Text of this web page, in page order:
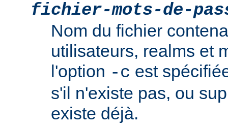
fichier-mots-de-
Nom du fichier
utilisateurs, realms et
l'option -c est
s'il n'existe pas, ou
existe déjà.